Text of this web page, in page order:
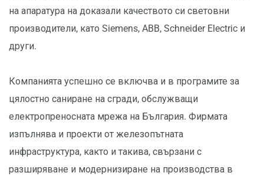
на апаратура на доказали качеството си световни
производители, като Siemens, ABB, Schneider Electric и
други.
Компанията успешно се включва и в програмите за
цялостно саниране на сгради, обслужващи
електропреносната мрежа на България. Фирмата
изпълнява и проекти от железопътната
инфраструктура, както и такива, свързани с
разширяване и модернизиране на производства в